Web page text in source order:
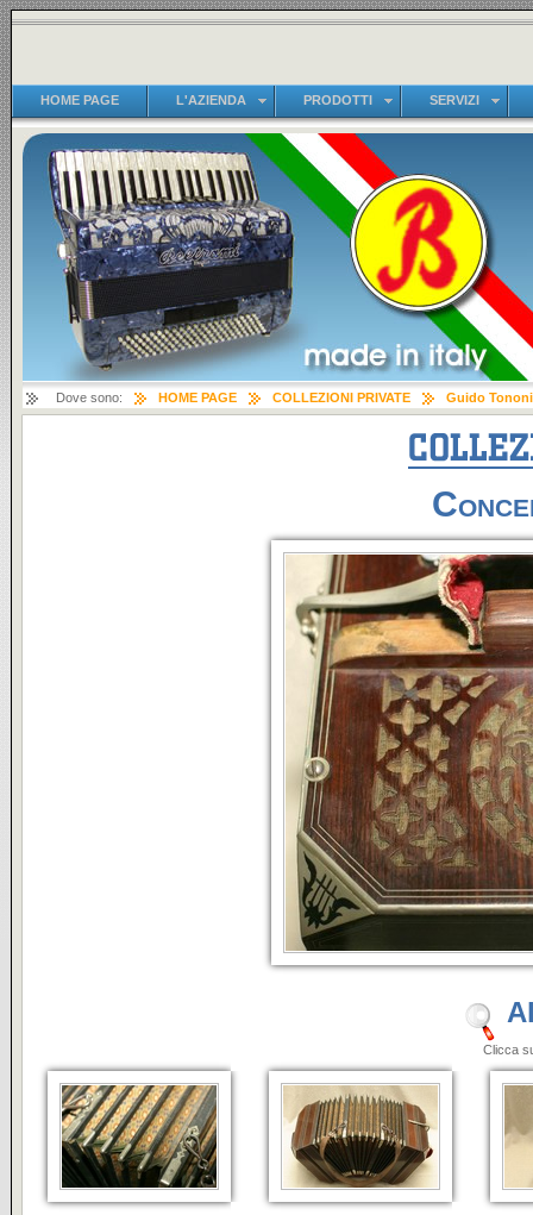
HOME PAGE L'AZIENDA PRODOTTI SERVIZI
Dove sono: HOME PAGE COLLEZIONI PRIVATE Guido Tononi
Clicca sulle